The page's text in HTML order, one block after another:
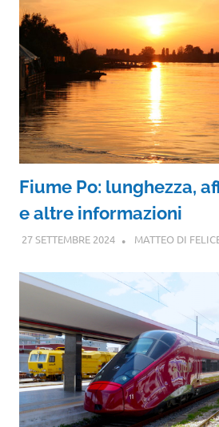
Fiume Po: lunghezza,
e altre informazioni
27 SETTEMBRE 2024 MATTEO DI